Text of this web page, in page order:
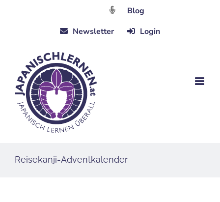
Blog
Newsletter
Login
Reisekanji-Adventkalender